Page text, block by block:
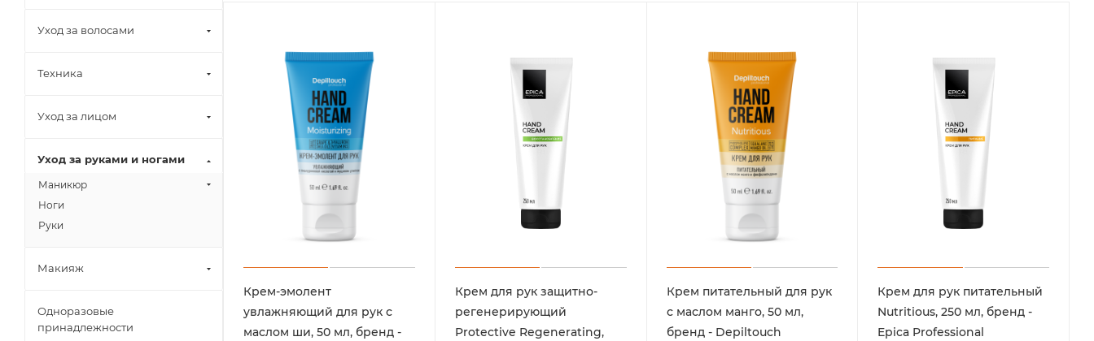
Крем-эмолент
увлажняющий для рук с
маслом ши, 50 мл, бренд -
Крем для рук защитно-
регенерирующий
Protective Regenerating,
Крем питательный для рук
с маслом манго, 50 мл,
бренд - Depiltouch
Крем для рук питательный
Nutritious, 250 мл, бренд -
Epica Professional
Уход за волосами
Техника
Уход за лицом
Уход за руками и ногами
Маникюр
Ноги
Руки
Макияж
Одноразовые
принадлежности